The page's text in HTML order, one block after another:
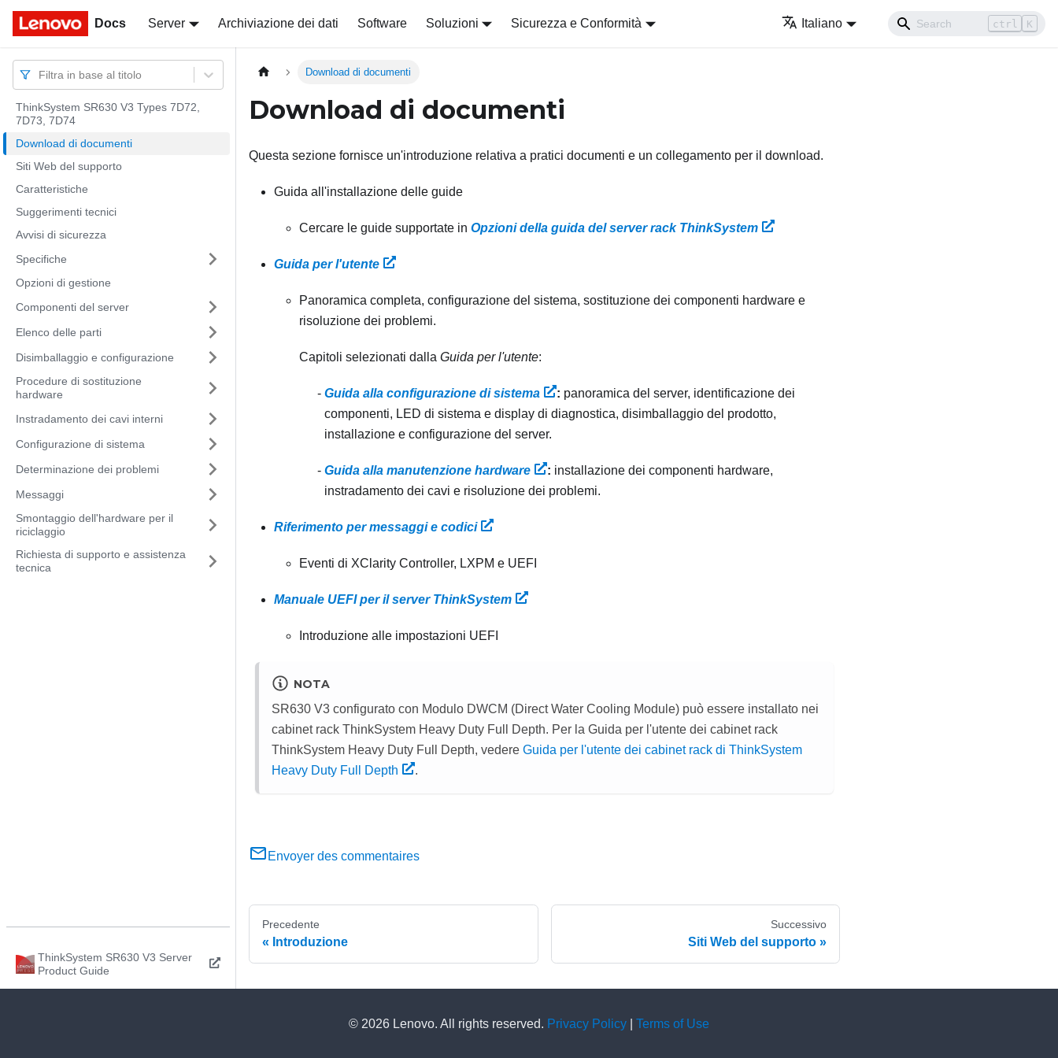
Docs Server Archiviazione dei dati Software Soluzioni Sicurezza e Conformità Italiano ctrl K
Docs
Filtra in base al titolo
ThinkSystem SR630 V3 Types 7D72,
7D73, 7D74
Download di documenti
Siti Web del supporto
Caratteristiche
Suggerimenti tecnici
Avvisi di sicurezza
Specifiche
Opzioni di gestione
Componenti del server
Elenco delle parti
Disimballaggio e configurazione
Procedure di sostituzione
hardware
Instradamento dei cavi interni
Configurazione di sistema
Determinazione dei problemi
Messaggi
Smontaggio dell'hardware per il
riciclaggio
Richiesta di supporto e assistenza
tecnica
ThinkSystem SR630 V3 Server
Product Guide
Download di documenti
Download di documenti
Questa sezione fornisce un'introduzione relativa a pratici documenti e un collegamento per il download.
Guida all'installazione delle guide
Cercare le guide supportate in Opzioni della guida del server rack ThinkSystem
Guida per l'utente
Panoramica completa, configurazione del sistema, sostituzione dei componenti hardware e
risoluzione dei problemi.
Capitoli selezionati dalla Guida per l'utente:
Guida alla configurazione di sistema : panoramica del server, identificazione dei
componenti, LED di sistema e display di diagnostica, disimballaggio del prodotto,
installazione e configurazione del server.
Guida alla manutenzione hardware : installazione dei componenti hardware,
instradamento dei cavi e risoluzione dei problemi.
Riferimento per messaggi e codici
Eventi di XClarity Controller, LXPM e UEFI
Manuale UEFI per il server ThinkSystem
Introduzione alle impostazioni UEFI
NOTA
SR630 V3 configurato con Modulo DWCM (Direct Water Cooling Module) può essere installato nei
cabinet rack ThinkSystem Heavy Duty Full Depth. Per la Guida per l'utente dei cabinet rack
ThinkSystem Heavy Duty Full Depth, vedere Guida per l'utente dei cabinet rack di ThinkSystem
Heavy Duty Full Depth
.
Envoyer des commentaires
Precedente
Introduzione
Successivo
Siti Web del supporto
© 2026 Lenovo. All rights reserved. Privacy Policy Terms of Use